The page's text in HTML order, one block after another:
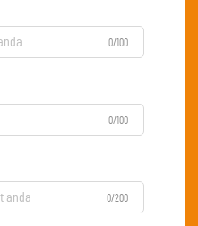
0/100
0/100
0/200